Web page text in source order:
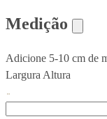
Medição
Adicione 5-10 cm de
Largura Altura